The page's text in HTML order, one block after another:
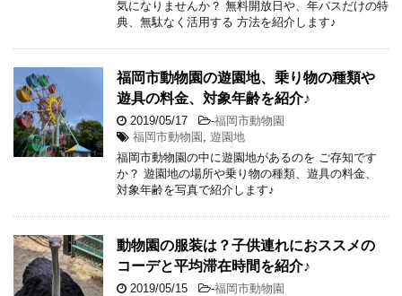
気になりませんか？ 無料開放日や、年パスだけの特
典、無駄なく活用する 方法を紹介します♪
福岡市動物園の遊園地、乗り物の種類や
遊具の料金、対象年齢を紹介♪
2019/05/17 -福岡市動物園
福岡市動物園 遊園地
福岡市動物園の中に遊園地があるのを ご存知です
か？ 遊園地の場所や乗り物の種類、遊具の料金、
対象年齢を写真で紹介します♪
動物園の服装は？子供連れにおススメの
コーデと平均滞在時間を紹介♪
2019/05/15 -福岡市動物園